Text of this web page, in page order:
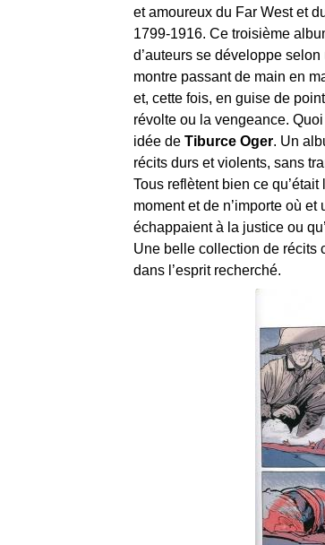
et amoureux du Far West et
1799-1916. Ce troisième
d’auteurs se développe
montre passant de main en
et, cette fois, en guise de
révolte ou la vengeance.
idée deTiburce Oger. Un
récits durs et violents, sans
Tous reflètent bien ce
moment et de n’importe où
échappaient à la justice ou
Une belle collection de récits
dans l’esprit recherché.